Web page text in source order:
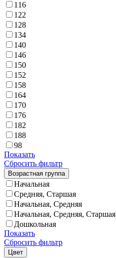
116
122
128
134
140
146
150
152
158
164
170
176
182
188
98
Показать
Сбросить фильтр
Возрастная группа
Начальная
Средняя, Старшая
Начальная, Средняя
Начальная, Средняя, Старшая
Дошкольная
Показать
Сбросить фильтр
Цвет